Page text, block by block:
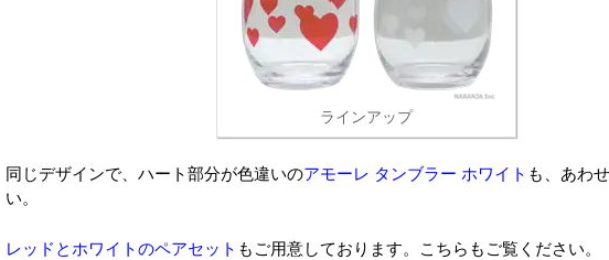
ラインアップ
同じデザインで、ハート部分が色違いのアモーレ タンブラー ホワイト も、あわ
い。
レッドとホワイトのペアセット もご用意しております。こちらもご覧ください。